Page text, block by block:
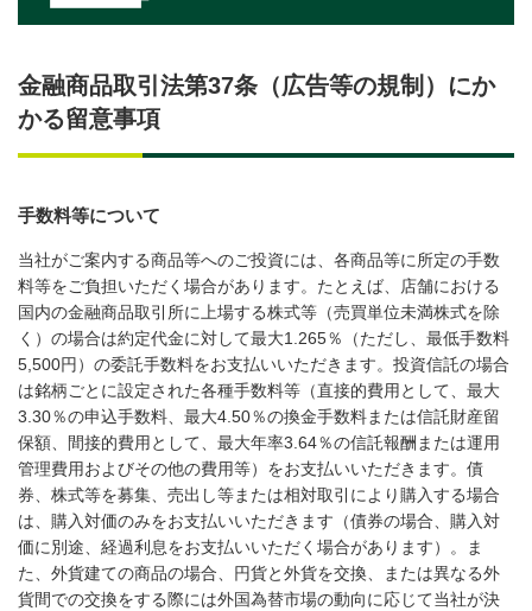
金融商品取引法第37条（広告等の規制）にか
かる留意事項
手数料等について
当社がご案内する商品等へのご投資には、各商品等に所定の手数
料等をご負担いただく場合があります。たとえば、店舗における
国内の金融商品取引所に上場する株式等（売買単位未満株式を除
く）の場合は約定代金に対して最大1.265％（ただし、最低手数料
5,500円）の委託手数料をお支払いいただきます。投資信託の場合
は銘柄ごとに設定された各種手数料等（直接的費用として、最大
3.30％の申込手数料、最大4.50％の換金手数料または信託財産留
保額、間接的費用として、最大年率3.64％の信託報酬または運用
管理費用およびその他の費用等）をお支払いいただきます。債
券、株式等を募集、売出し等または相対取引により購入する場合
は、購入対価のみをお支払いいただきます（債券の場合、購入対
価に別途、経過利息をお支払いいただく場合があります）。ま
た、外貨建ての商品の場合、円貨と外貨を交換、または異なる外
貨間での交換をする際には外国為替市場の動向に応じて当社が決